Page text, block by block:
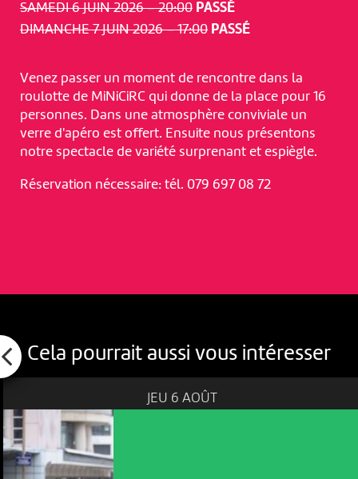
SAMEDI 6 JUIN 2026 – 20:00 PASSÉ
DIMANCHE 7 JUIN 2026 – 17:00 PASSÉ
Venez passer un moment de rencontre dans la
roulotte de MiNiCiRC qui donne de la place pour 16
personnes. Dans une atmosphère conviviale un
verre d'apéro est offert. Ensuite nous présentons
notre spectacle de variété surprenant et espiègle.
Réservation nécessaire: tél. 079 697 08 72
Cela pourrait aussi vous intéresser
JEU 6 AOÛT